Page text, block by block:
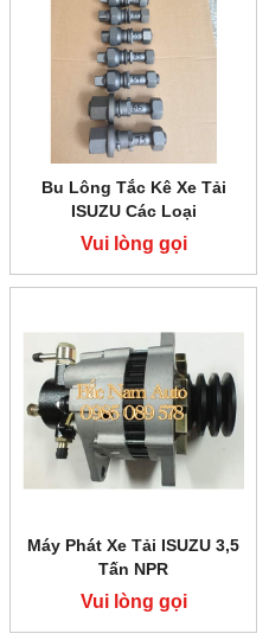
Bu Lông Tắc Kê Xe Tải
ISUZU Các Loại
Vui lòng gọi
Máy Phát Xe Tải ISUZU 3,5
Tấn NPR
Vui lòng gọi